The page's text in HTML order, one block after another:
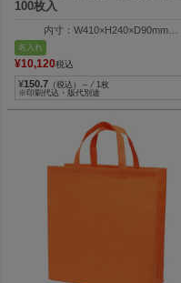
100枚入
内寸：W410×H240×D90mm
外寸：W320×H240×D90mm
名入れ
¥10,120税込
¥150.7 （税込）～ ⁄ 1枚
※印刷代込・版代別途